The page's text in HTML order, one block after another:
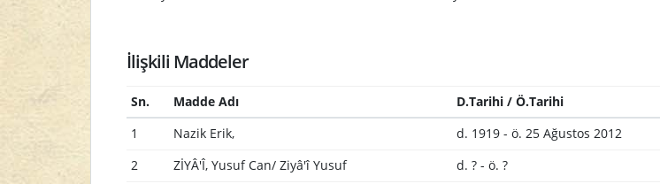
İlişkili Maddeler
Sn. Madde Adı D.Tarihi / Ö.Tarihi
1
Nazik Erik, d. 1919 - ö. 25 Ağustos 2012
2 ZİYÂ'Î, Yusuf Can/ Ziyâ'î Yusuf d. ? - ö. ?